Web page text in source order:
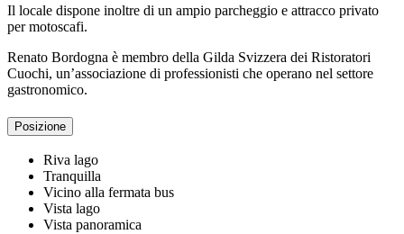
Il locale dispone inoltre di un ampio parcheggio e attracco privato
per motoscafi.
Renato Bordogna è membro della Gilda Svizzera dei Ristoratori
Cuochi, un’associazione di professionisti che operano nel settore
gastronomico.
Posizione
Riva lago
Tranquilla
Vicino alla fermata bus
Vista lago
Vista panoramica